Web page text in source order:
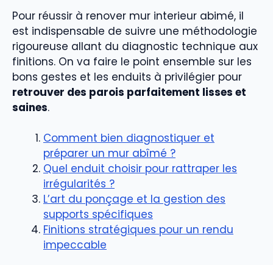
Pour réussir à renover mur interieur abimé, il
est indispensable de suivre une méthodologie
rigoureuse allant du diagnostic technique aux
finitions. On va faire le point ensemble sur les
bons gestes et les enduits à privilégier pour
retrouver des parois parfaitement lisses et
saines.
Comment bien diagnostiquer et
préparer un mur abîmé ?
Quel enduit choisir pour rattraper les
irrégularités ?
L’art du ponçage et la gestion des
supports spécifiques
Finitions stratégiques pour un rendu
impeccable